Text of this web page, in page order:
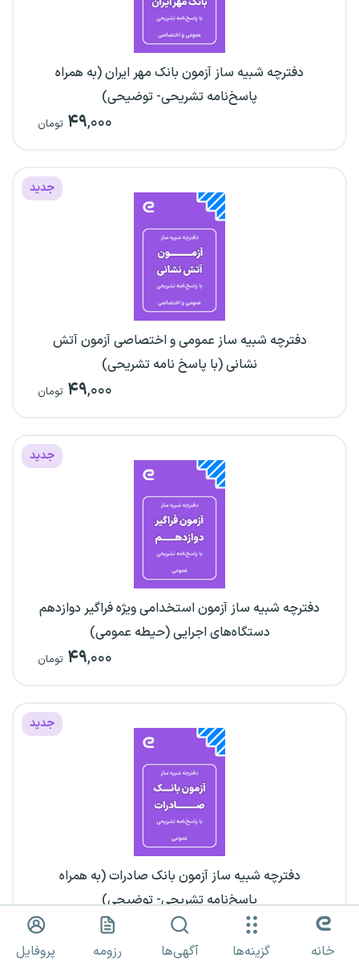
دفترچه شبیه ساز آزمون بانک مهر ایران (به همراه
پاسخ‌نامه تشریحی- توضیحی)
۴۹,۰۰۰ تومان
جدید
دفترچه شبیه ساز عمومی و اختصاصی آزمون آتش
نشانی (با پاسخ نامه تشریحی)
۴۹,۰۰۰ تومان
جدید
دفترچه شبیه ساز آزمون استخدامی ویژه فراگیر دوازدهم
دستگاه‌های اجرایی (حیطه عمومی)
۴۹,۰۰۰ تومان
جدید
دفترچه شبیه ساز آزمون بانک صادرات (به همراه
پاسخ‌نامه تشریحی- توضیحی)
,۰۰۰ تومان
خانه گزینه‌ها آگهی‌ها رزومه پروفایل